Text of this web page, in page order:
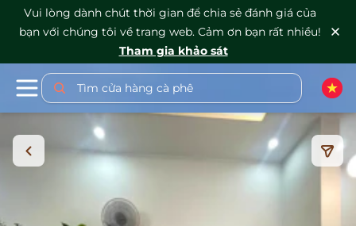
Vui lòng dành chút thời gian để chia sẻ đánh giá của
bạn với chúng tôi về trang web. Cảm ơn bạn rất nhiều!
Tham gia khảo sát
Tìm cửa hàng cà phê